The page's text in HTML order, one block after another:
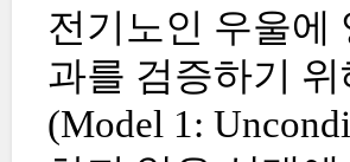
전기노인 우울에
과를 검증하기
(Model 1: